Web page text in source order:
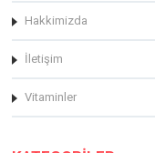
Hakkimizda
İletişim
Vitaminler